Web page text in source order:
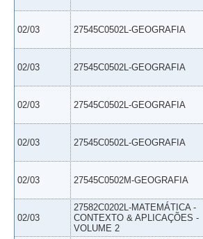
02/03 27545C0502L-GEOGRAFIA
02/03 27545C0502L-GEOGRAFIA
02/03 27545C0502L-GEOGRAFIA
02/03 27545C0502L-GEOGRAFIA
02/03 27545C0502M-GEOGRAFIA
02/03
27582C0202L-MATEMÁTICA -
CONTEXTO & APLICAÇÕES -
VOLUME 2